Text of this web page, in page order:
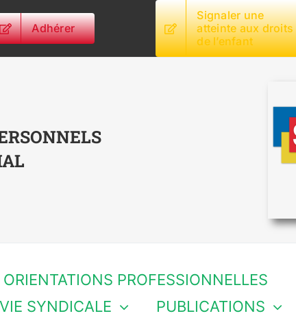
Adhérer
Signaler une
atteinte aux droits
de l’enfant
ORIENTATIONS PROFESSIONNELLES
VIE SYNDICALE
PUBLICATIONS